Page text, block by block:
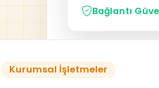
Bağlantı
Kurumsal İşletmeler